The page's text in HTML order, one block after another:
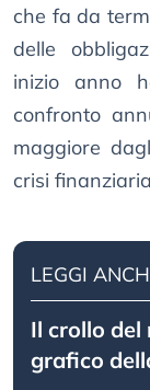
che fa da
delle
inizio anno
confronto
maggiore
crisi
LEGGI
Il crollo
grafico